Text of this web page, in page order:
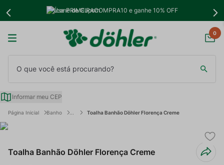
Use PRIMEIRACOMPRA10 e ganhe 10% OFF
0
Informar meu CEP
Banho Toalha Banhão Döhler Florença Creme
Toalha Banhão Döhler Florença Creme